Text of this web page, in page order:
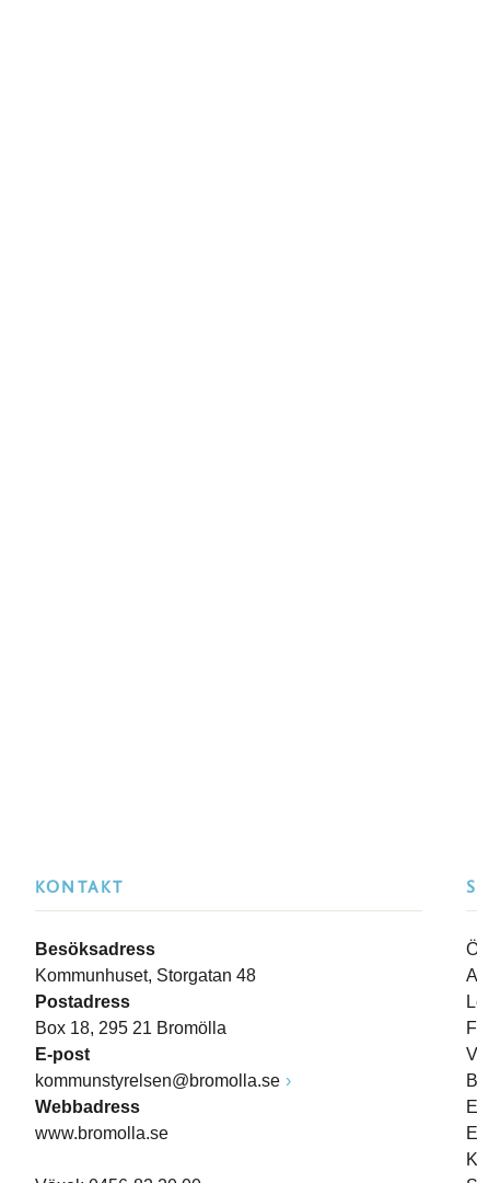
KONTAKT
Besöksadress
Kommunhuset, Storgatan 48
Postadress
Box 18, 295 21 Bromölla
E-post
kommunstyrelsen@bromolla.se
Webbadress
www.bromolla.se